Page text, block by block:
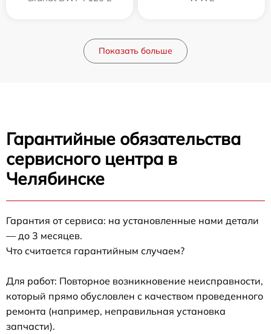
Показать больше
Гарантийные обязательства
сервисного центра в
Челябинске
Гарантия от сервиса: на установленные нами детали
— до 3 месяцев.
Что считается гарантийным случаем?
Для работ: Повторное возникновение неисправности,
который прямо обусловлен с качеством проведенного
ремонта (например, неправильная установка
запчасти).